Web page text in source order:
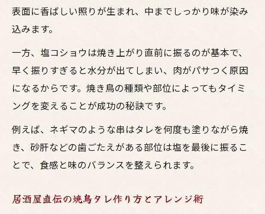
表面に香ばしい照りが生まれ、中までしっかり味が染み
込みます。
一方、塩コショウは焼き上がり直前に振るのが基本で、
早く振りすぎると水分が出てしまい、肉がパサつく原因
になるからです。焼き鳥の種類や部位によってもタイミ
ングを変えることが成功の秘訣です。
例えば、ネギマのような串はタレを何度も塗りながら焼
き、砂肝などの歯ごたえがある部位は塩を最後に振るこ
とで、食感と味のバランスを整えられます。
居酒屋直伝の焼鳥タレ作り方とアレンジ術